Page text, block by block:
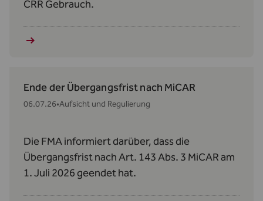
CRR Gebrauch.
Ende der Übergangsfrist nach MiCAR
06.07.26•Aufsicht und Regulierung
Die FMA informiert darüber, dass die
Übergangsfrist nach Art. 143 Abs. 3 MiCAR am
1. Juli 2026 geendet hat.